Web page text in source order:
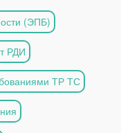
(ЭПБ)
РДИ
ТР ТС